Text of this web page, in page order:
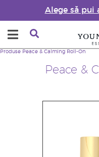
Alege să pui
Peace &
Produse Peace & Calming Roll-On